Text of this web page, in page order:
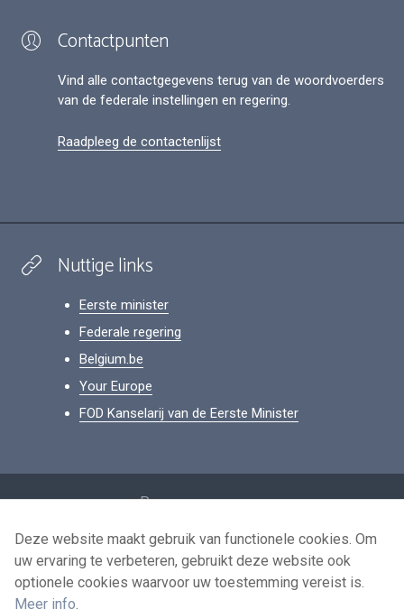
Contactpunten
Vind alle contactgegevens terug van de woordvoerders
van de federale instellingen en regering.
Raadpleeg de contactenlijst
Nuttige links
Eerste minister
Federale regering
Belgium.be
Your Europe
FOD Kanselarij van de Eerste Minister
Persoonsgegevens
Voorwaarden voor het hergebruik
Contacteer ons
Deze website maakt gebruik van functionele cookies. Om
uw ervaring te verbeteren, gebruikt deze website ook
optionele cookies waarvoor uw toestemming vereist is.
Meer info.